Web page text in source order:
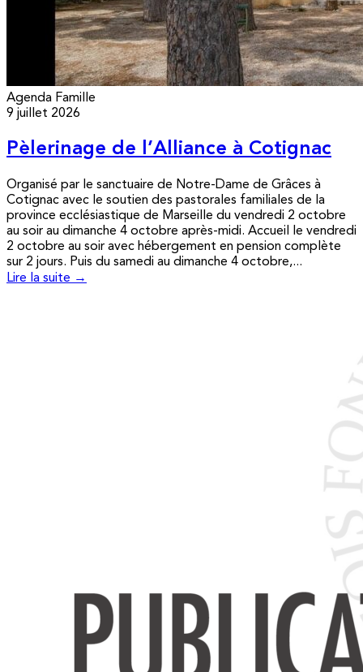
Agenda Famille
9 juillet 2026
Pèlerinage de l’Alliance à Cotignac
Organisé par le sanctuaire de Notre-Dame de Grâces à
Cotignac avec le soutien des pastorales familiales de la
province ecclésiastique de Marseille du vendredi 2 octobre
au soir au dimanche 4 octobre après-midi. Accueil le vendredi
2 octobre au soir avec hébergement en pension complète
sur 2 jours. Puis du samedi au dimanche 4 octobre,...
Lire la suite →